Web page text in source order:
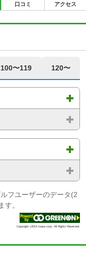
口コミ アクセス
100〜119 120〜
フユーザーのデータ(2
。
Copyright c2014 masa corp. All Rights Reserved.